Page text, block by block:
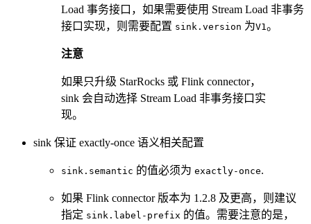
Load 事务接口，如果需要使用 Stream Load 非事务
接口实现，则需要配置 sink.version 为V1 。
注意
如果只升级 StarRocks 或 Flink connector，
sink 会自动选择 Stream Load 非事务接口实
现。
sink 保证 exactly-once 语义相关配置
sink.semantic 的值必须为 exactly-once.
如果 Flink connector 版本为 1.2.8 及更高，则建议
指定 sink.label-prefix 的值。需要注意的是，